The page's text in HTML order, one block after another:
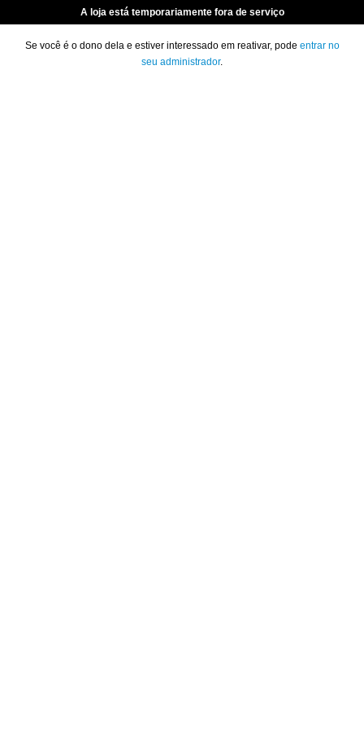
A loja está temporariamente fora de serviço
Se você é o dono dela e estiver interessado em reativar, pode entrar no
seu administrador.